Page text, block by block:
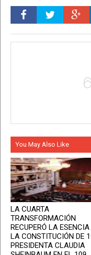
You May Also Like
LA CUARTA
TRANSFORMACIÓN
RECUPERÓ LA ESENCIA
LA CONSTITUCIÓN DE
PRESIDENTA CLAUDIA